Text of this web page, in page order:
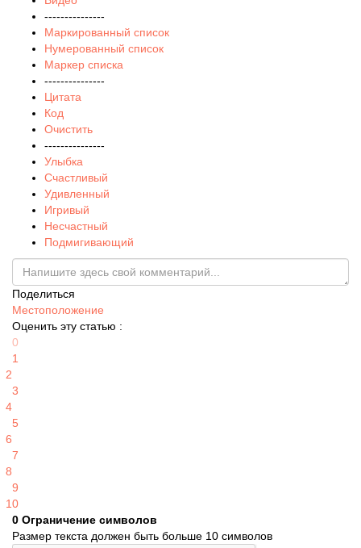
---------------
Маркированный список
Нумерованный список
Маркер списка
---------------
Цитата
Код
Очистить
---------------
Улыбка
Счастливый
Удивленный
Игривый
Несчастный
Подмигивающий
Поделиться
Местоположение
Оценить эту статью :
0
1
2
3
4
5
6
7
8
9
10
0 Ограничение символов
Размер текста должен быть больше 10 символов